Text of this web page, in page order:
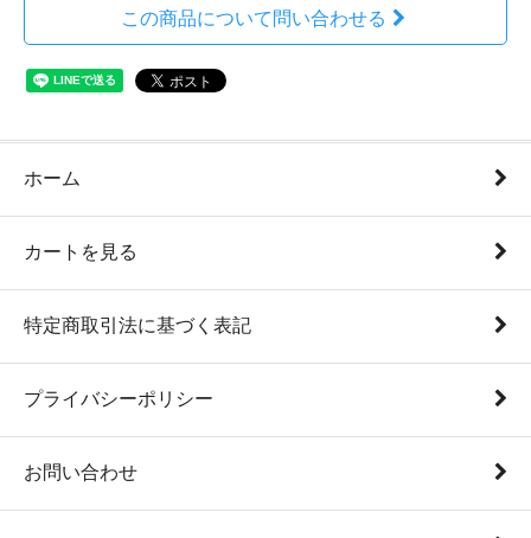
この商品について問い合わせる
ホーム
カートを見る
特定商取引法に基づく表記
プライバシーポリシー
お問い合わせ